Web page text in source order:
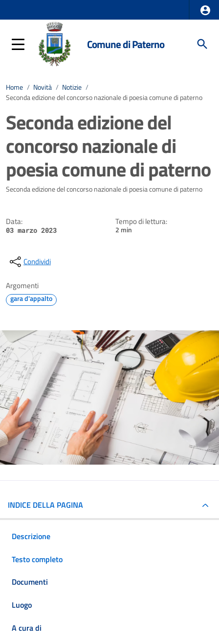
Comune di Paterno
Home / Novità / Notizie /
Seconda edizione del concorso nazionale di poesia comune di paterno
Seconda edizione del
concorso nazionale di
poesia comune di paterno
Dettagli della notizia
Seconda edizione del concorso nazionale di poesia comune di paterno
Data:
03 marzo 2023
Tempo di lettura:
2 min
Condividi
Argomenti
gara d'appalto
INDICE DELLA PAGINA
Descrizione
Testo completo
Documenti
Luogo
A cura di